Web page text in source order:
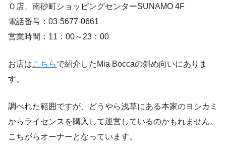
Ｏ店、南砂町ショッピングセンターSUNAMO 4F
電話番号：03-5677-0661
営業時間：11：00～23：00
お店はこちらで紹介したMia Boccaの斜め向いにありま
す。
調べれた範囲ですが、どうやら浅草にある本家のヨシカミ
からライセンスを購入して運営しているのかもれません。
こちがらオーナーとなっています。